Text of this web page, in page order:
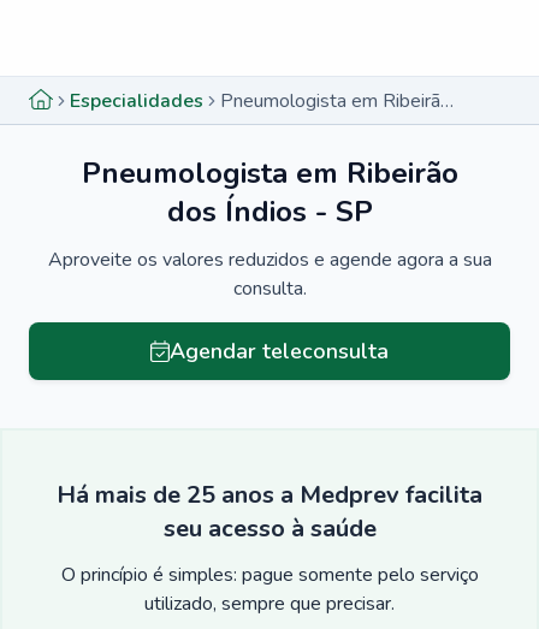
Especialidades Pneumologista em Ribeirão dos Índios - SP
Pneumologista em Ribeirão
dos Índios - SP
Aproveite os valores reduzidos e agende agora a sua
consulta.
Agendar teleconsulta
Há mais de 25 anos a Medprev facilita
seu acesso à saúde
O princípio é simples: pague somente pelo serviço
utilizado, sempre que precisar.